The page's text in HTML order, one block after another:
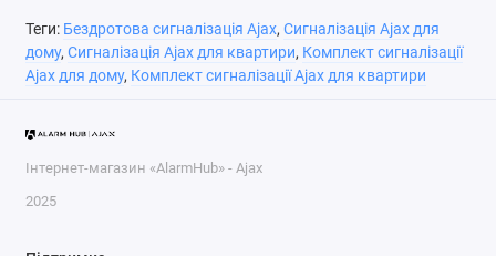
Теги: Бездротова сигналізація Ajax, Сигналізація Ajax для
дому, Сигналізація Ajax для квартири, Комплект сигналізації
Ajax для дому, Комплект сигналізації Ajax для квартири
Інтернет-магазин «AlarmHub» - Ajax
2025